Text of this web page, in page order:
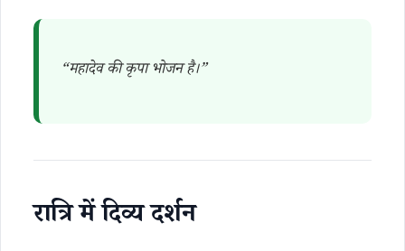
“महादेव की कृपा भोजन है।”
रात्रि में दिव्य दर्शन